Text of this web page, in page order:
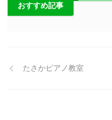
おすすめ記事
たさかピアノ教室